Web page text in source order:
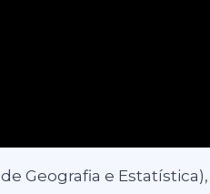
Geografia e